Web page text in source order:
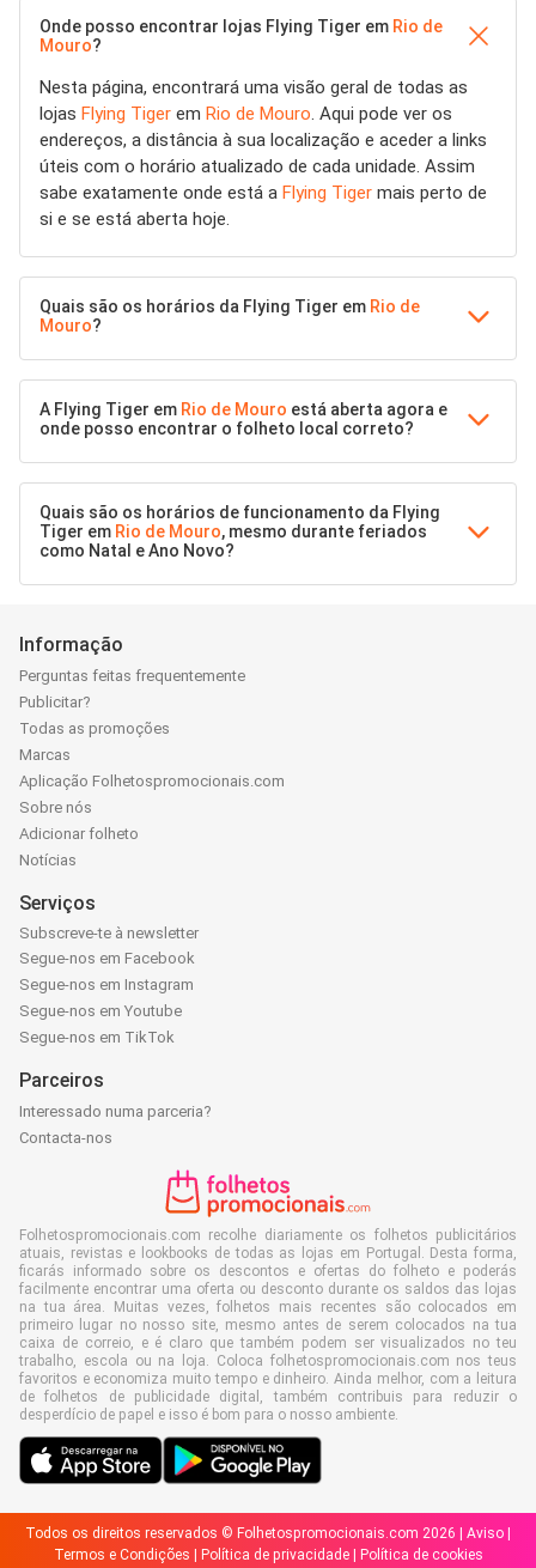
Onde posso encontrar lojas Flying Tiger em Rio de
Mouro?
Nesta página, encontrará uma visão geral de todas as
lojas Flying Tiger em Rio de Mouro. Aqui pode ver os
endereços, a distância à sua localização e aceder a links
úteis com o horário atualizado de cada unidade. Assim
sabe exatamente onde está a Flying Tiger mais perto de
si e se está aberta hoje.
Quais são os horários da Flying Tiger em Rio de
Mouro?
A Flying Tiger em Rio de Mouro está aberta agora e
onde posso encontrar o folheto local correto?
Quais são os horários de funcionamento da Flying
Tiger em Rio de Mouro, mesmo durante feriados
como Natal e Ano Novo?
Informação
Perguntas feitas frequentemente
Publicitar?
Todas as promoções
Marcas
Aplicação Folhetospromocionais.com
Sobre nós
Adicionar folheto
Notícias
Serviços
Subscreve-te à newsletter
Segue-nos em Facebook
Segue-nos em Instagram
Segue-nos em Youtube
Segue-nos em TikTok
Parceiros
Interessado numa parceria?
Contacta-nos
Folhetospromocionais.com recolhe diariamente os folhetos publicitários
atuais, revistas e lookbooks de todas as lojas em Portugal. Desta forma,
ficarás informado sobre os descontos e ofertas do folheto e poderás
facilmente encontrar uma oferta ou desconto durante os saldos das lojas
na tua área. Muitas vezes, folhetos mais recentes são colocados em
primeiro lugar no nosso site, mesmo antes de serem colocados na tua
caixa de correio, e é claro que também podem ser visualizados no teu
trabalho, escola ou na loja. Coloca folhetospromocionais.com nos teus
favoritos e economiza muito tempo e dinheiro. Ainda melhor, com a leitura
de folhetos de publicidade digital, também contribuis para reduzir o
desperdício de papel e isso é bom para o nosso ambiente.
Todos os direitos reservados © Folhetospromocionais.com 2026 | Aviso
Termos e Condições
Política de privacidade| Política de cookies